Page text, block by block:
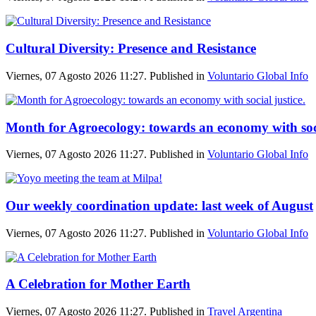
Cultural Diversity: Presence and Resistance
Viernes, 07 Agosto 2026 11:27. Published in Voluntario Global Info
Month for Agroecology: towards an economy with
Viernes, 07 Agosto 2026 11:27. Published in Voluntario Global Info
Our weekly coordination update: last week of August
Viernes, 07 Agosto 2026 11:27. Published in Voluntario Global Info
A Celebration for Mother Earth
Viernes, 07 Agosto 2026 11:27. Published in Travel Argentina